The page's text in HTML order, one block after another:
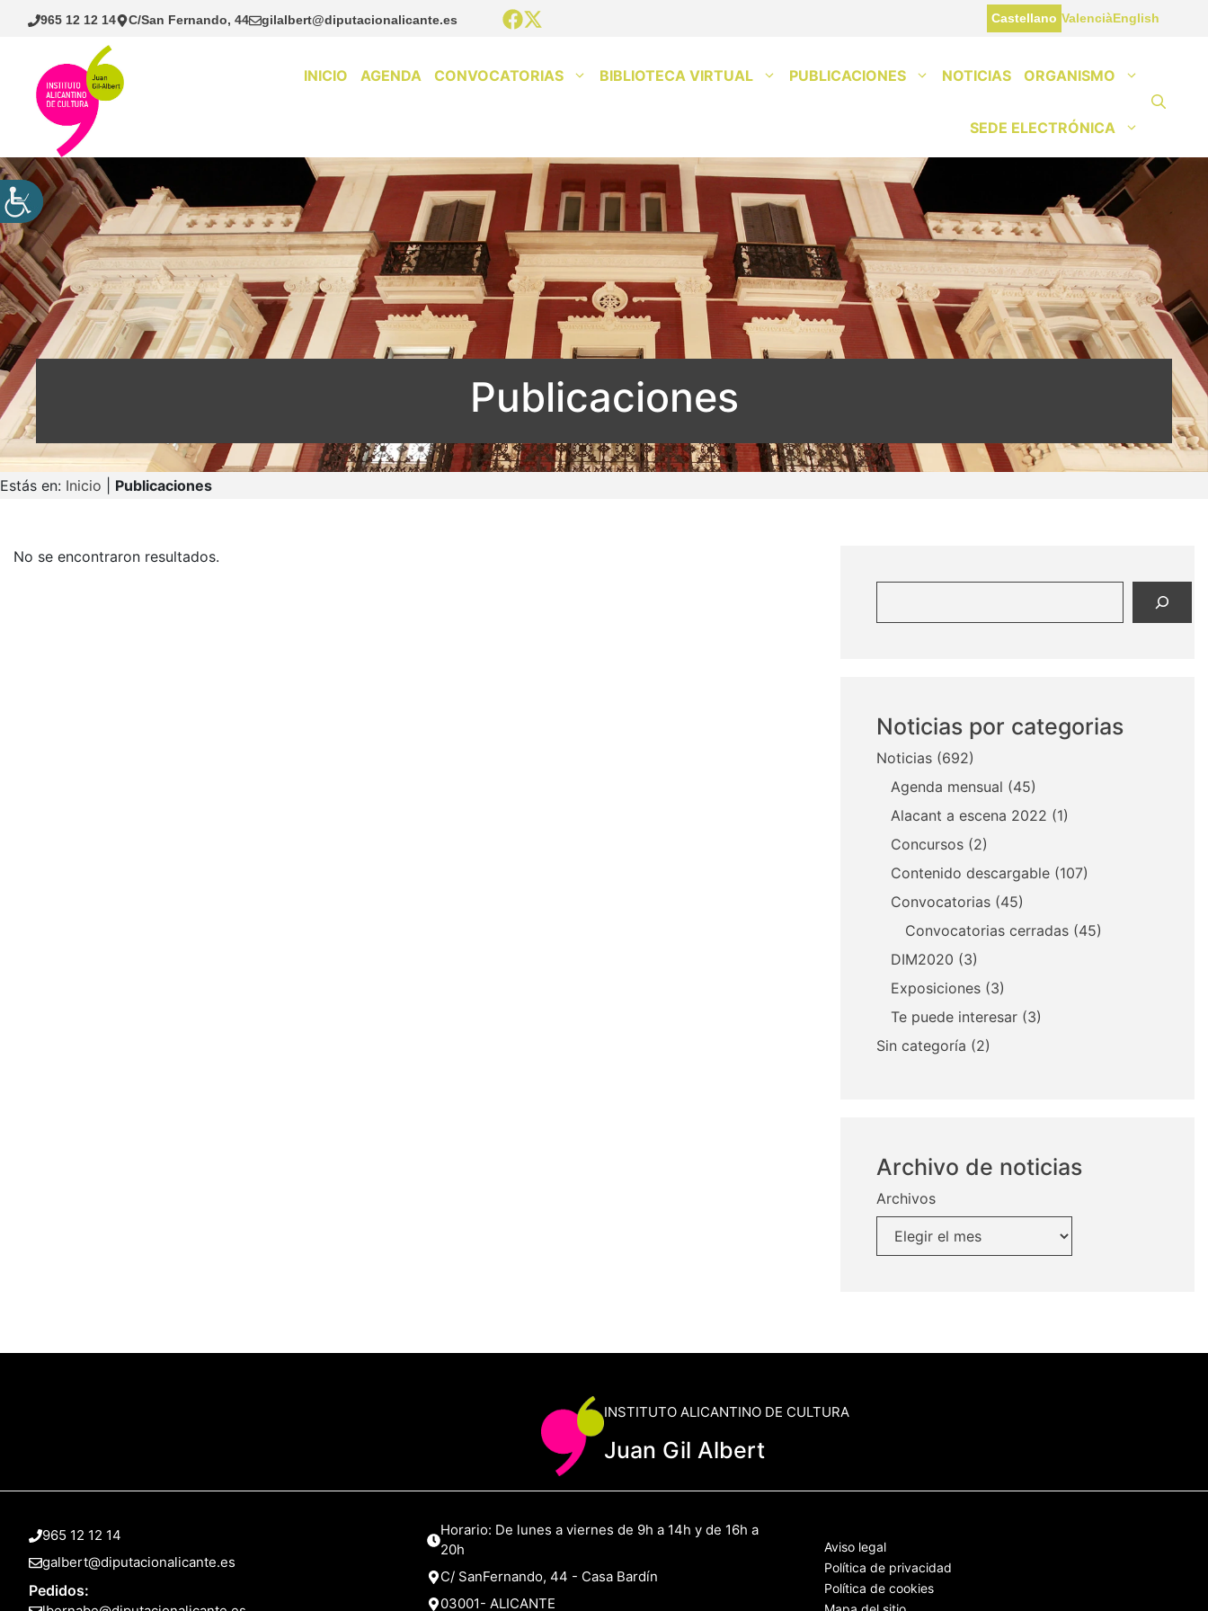
Saltar
965 12 12 14 C/San Fernando, 44 gilalbert@diputacionalicante.es Castellano ValenciàEnglish
INICIO AGENDA CONVOCATORIAS BIBLIOTECA VIRTUAL PUBLICACIONES NOTICIAS ORGANISMO
SEDE ELECTRÓNICA
Publicaciones
Estás en: Inicio Publicaciones
No se encontraron resultados.
Noticias por categorias
Noticias(692)
Agenda mensual (45)
Alacant a escena 2022 (1)
Concursos(2)
Contenido descargable(107)
Convocatorias(45)
Convocatorias cerradas(45)
DIM2020 (3)
Exposiciones(3)
Te puede interesar(3)
Sin categoría (2)
Archivo de noticias
Archivos
INSTITUTO ALICANTINO DE CULTURA
Juan Gil Albert
965 12 12 14
galbert@diputacionalicante.es
Pedidos:
Horario: De lunes a viernes de 9h a 14h y de 16h a
20h
C/ SanFernando, 44 - Casa Bardín
03001- ALICANTE
Aviso legal
Política de privacidad
Política de cookies